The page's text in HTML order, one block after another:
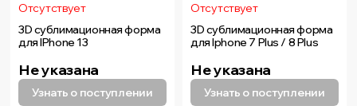
Отсутствует
3D сублимационная форма
для IPhone 13
Не указана
Узнать о поступлении
Отсутствует
3D сублимационная форма
для Iphone 7 Plus / 8 Plus
Не указана
Узнать о поступлении